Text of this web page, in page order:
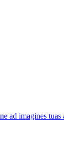
ad imagines tuas